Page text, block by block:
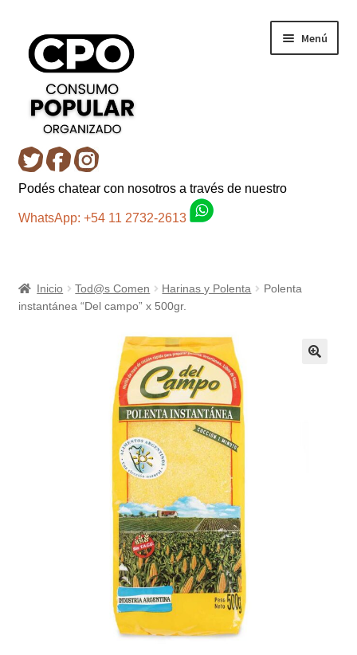
navegación
contenido
Menú
Inicio
Carro
Fondo AC
Preguntas Frecuentes
Receso de verano
Retirando en Roca Negra
Sugerencias y consultas
Podés chatear con nosotros a través de nuestro
WhatsApp: +54 11 2732-2613
Inicio Tod@s Comen Harinas y Polenta
Polenta
instantánea “Del campo” x 500gr.